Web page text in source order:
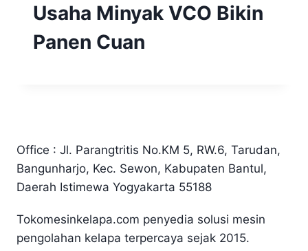
Usaha Minyak VCO Bikin
Panen Cuan
Office : Jl. Parangtritis No.KM 5, RW.6, Tarudan,
Bangunharjo, Kec. Sewon, Kabupaten Bantul,
Daerah Istimewa Yogyakarta 55188
Tokomesinkelapa.com penyedia solusi mesin
pengolahan kelapa terpercaya sejak 2015.